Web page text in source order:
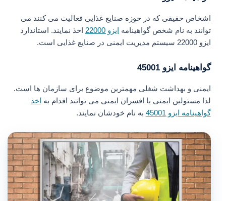
اشخاص حقیقی که در حوزه صنایع غذایی فعالیت می کنند می
توانند به نام شخص گواهینامهایزو 22000
اخذ نمایند. استاندارد
ایزو 22000 سیستم مدیریت ایمنی در صنایع غذایی است.
گواهینامه ایزو 45001
ایمنی و بهداشت شغلی مهمترین موضوع برای سازمان ها است.
لذا مسئولین ایمنی یا افسران ایمنی می توانند اقدام بهاخذ
گواهینامه ایزو 45001
به نام خودشان نمایند.